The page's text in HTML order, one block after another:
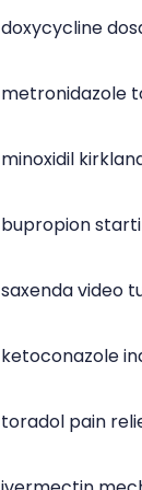
doxycycline
metronidazole
minoxidil
bupropion
saxenda video
ketoconazole
toradol pain